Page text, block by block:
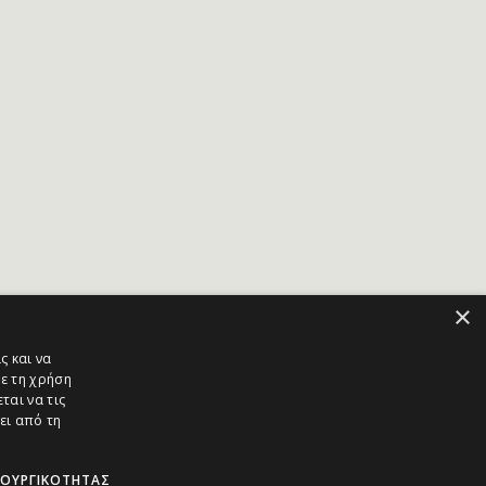
×
και να
τη χρήση
να τις
από τη